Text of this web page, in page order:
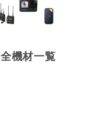
全機材一覧